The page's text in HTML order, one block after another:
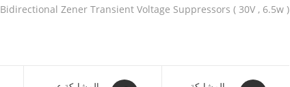
Bidirectional Zener Transient Voltage Suppressors ( 30V , 6.5w )